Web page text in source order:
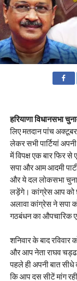
हरियाणा विधानसभा
लिए मतदान पांच अक्टूबर
लेकर सभी पार्टियां
में विपक्ष एक बार फ‍िर
सपा और आम आदमी
और ये दल लोकसभा
लड़ेंगे। कांग्रेस आप को
अलावा कांग्रेस ने सपा
गठबंधन का औपचारिक
शनिवार के बाद रविवार
और आप नेता राघव
पहले ही अपनी बात
कि आप दस सीटें मांग